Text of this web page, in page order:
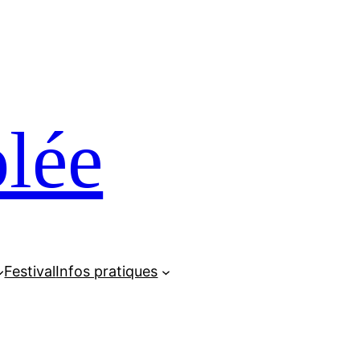
FestivalInfos pratiques